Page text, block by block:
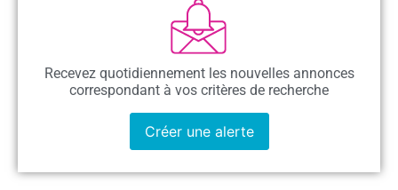
Recevez quotidiennement les nouvelles annonces
correspondant à vos critères de recherche
Créer une alerte